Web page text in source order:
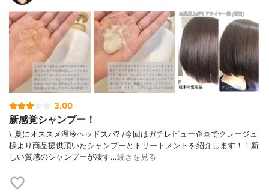
3.00
新感覚シャンプー！
\ 夏にオススメ温冷ヘッドスパ? /今回はガチレビュー企画でクレージュ
様より商品提供頂いたシャンプーとトリートメントを紹介します！！新
しい質感のシャンプーが凄す…続きを見る